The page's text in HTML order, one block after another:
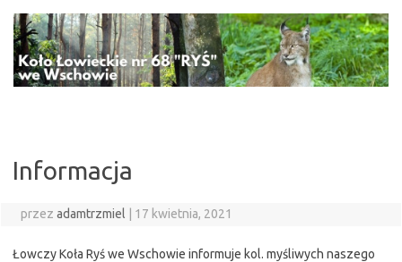
treści
Informacja
przez adamtrzmiel 17 kwietnia, 2021
Łowczy Koła Ryś we Wschowie informuje kol. myśliwych naszego